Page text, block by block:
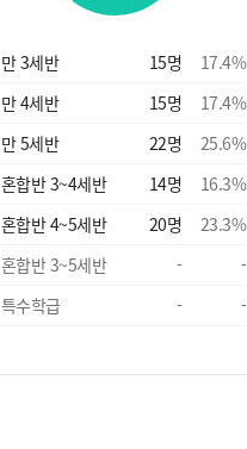
만 3세반 15명 17.4%
만 4세반
15명 17.4%
만 5세반
22명 25.6%
혼합반 3~4세반
14명 16.3%
혼합반 4~5세반
20명 23.3%
혼합반 3~5세반
-
-
특수학급
- -